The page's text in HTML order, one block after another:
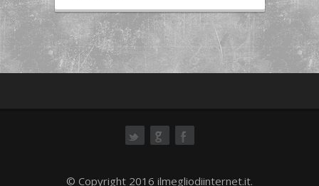
© Copyright 2016 ilmegliodiinternet.it.